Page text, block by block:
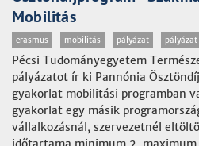
Mobilitás
erasmus mobilitás pályázat
Pécsi Tudományegyetem
pályázatot ír ki Pannónia
gyakorlat mobilitási programban
gyakorlat egy másik
vállalkozásnál, szervezetnél